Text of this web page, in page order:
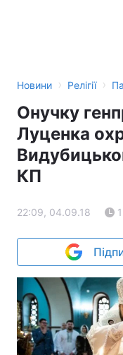
Новини › Релігії ›
Онучку
Луценка
КП
22:09, 04.09.18